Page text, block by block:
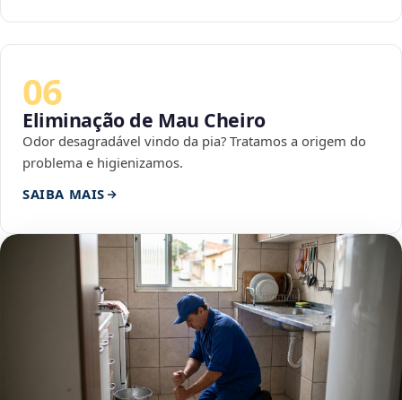
06
Eliminação de Mau Cheiro
Odor desagradável vindo da pia? Tratamos a origem do
problema e higienizamos.
SAIBA MAIS